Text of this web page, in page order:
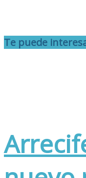
Te puede